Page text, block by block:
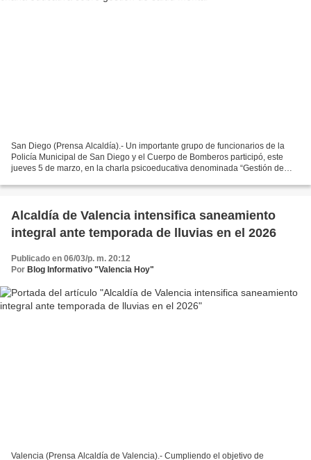
San Diego (Prensa Alcaldía).- Un importante grupo de funcionarios de la
Policía Municipal de San Diego y el Cuerpo de Bomberos participó, este
jueves 5 de marzo, en la charla psicoeducativa denominada “Gestión de
Alcaldía de Valencia intensifica saneamiento
integral ante temporada de lluvias en el 2026
Publicado en 06/03/p. m. 20:12
Por Blog Informativo "Valencia Hoy"
Valencia (Prensa Alcaldía de Valencia).- Cumpliendo el objetivo de